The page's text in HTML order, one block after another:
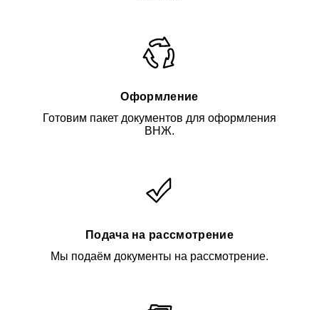
Оформление
Готовим пакет документов для оформления
ВНЖ.
Подача на рассмотрение
Мы подаём документы на рассмотрение.